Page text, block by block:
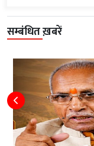
सम्बंधित ख़बरें